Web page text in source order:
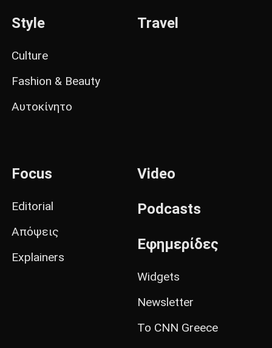
Style
Culture
Fashion & Beauty
Αυτοκίνητο
Travel
Focus
Editorial
Απόψεις
Explainers
Video
Podcasts
Εφημερίδες
Widgets
Newsletter
Το CNN Greece